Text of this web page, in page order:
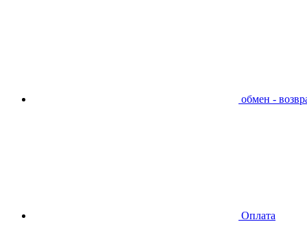
обмен -
Оплата